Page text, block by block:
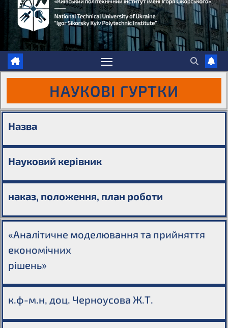
НАУКОВІ ГУРТКИ
Назва
Науковий керівник
наказ, положення, план роботи
«Аналітичне моделювання та прийняття
економічних
рішень»
к.ф-м.н, доц. Черноусова Ж.Т.